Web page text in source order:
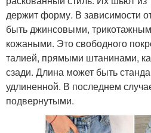
держит форму. В зависимости
быть джинсовыми,
кожаными. Это свободного
талией, прямыми штанинами,
сзади. Длина может быть
удлиненной. В последнем
подвернутыми.